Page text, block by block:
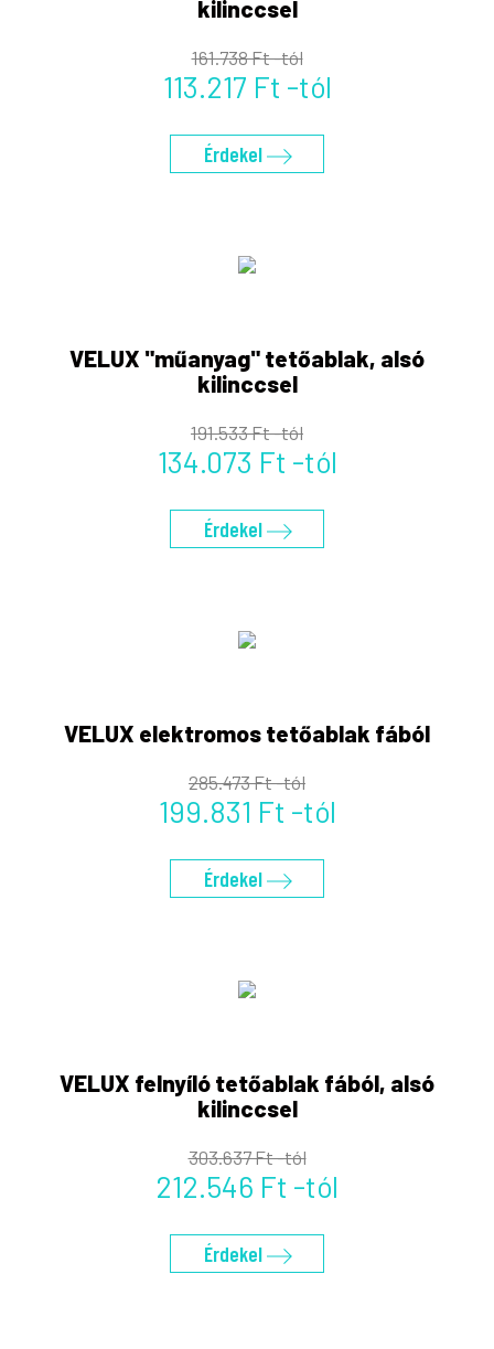
kilinccsel
161.738 Ft -tól
113.217 Ft -tól
Érdekel
VELUX "műanyag" tetőablak, alsó
kilinccsel
191.533 Ft -tól
134.073 Ft -tól
Érdekel
VELUX elektromos tetőablak fából
285.473 Ft -tól
199.831 Ft -tól
Érdekel
VELUX felnyíló tetőablak fából, alsó
kilinccsel
303.637 Ft -tól
212.546 Ft -tól
Érdekel